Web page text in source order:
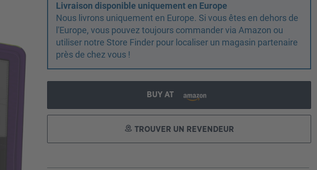
Livraison disponible uniquement en Europe
Nous livrons uniquement en Europe. Si vous êtes en dehors de
l'Europe, vous pouvez toujours commander via Amazon ou
utiliser notre Store Finder pour localiser un magasin partenaire
près de chez vous !
BUY AT
TROUVER UN REVENDEUR